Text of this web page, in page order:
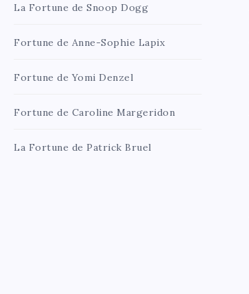
La Fortune de Snoop Dogg
Fortune de Anne-Sophie Lapix
Fortune de Yomi Denzel
Fortune de Caroline Margeridon
La Fortune de Patrick Bruel